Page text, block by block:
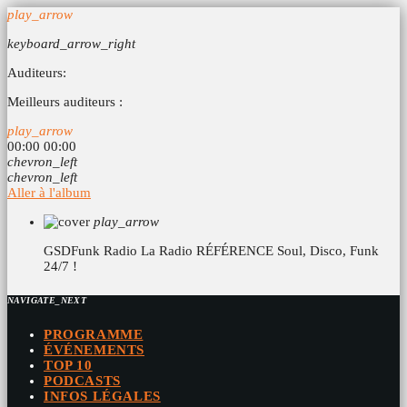
play_arrow
keyboard_arrow_right
Auditeurs:
Meilleurs auditeurs :
play_arrow
00:00 00:00
chevron_left
chevron_left
Aller à l'album
play_arrow
GSDFunk Radio La Radio RÉFÉRENCE Soul, Disco, Funk
24/7 !
NAVIGATE_NEXT
PROGRAMME
ÉVÉNEMENTS
TOP 10
PODCASTS
INFOS LÉGALES